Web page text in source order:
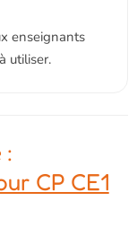
enseignants
utiliser.
:
CP CE1